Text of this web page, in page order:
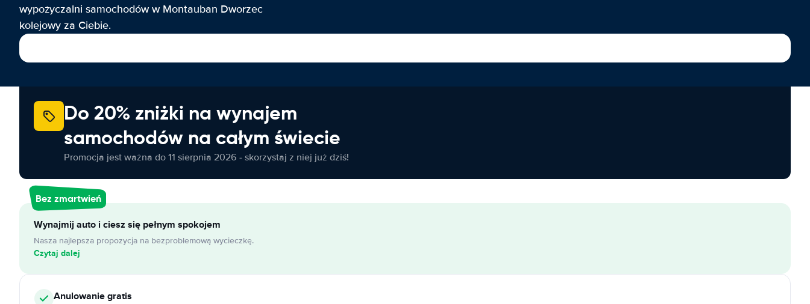
wypożyczalni samochodów w Montauban Dworzec
kolejowy za Ciebie.
Do 20% zniżki na wynajem
samochodów na całym świecie
Promocja jest ważna do 11 sierpnia 2026 - skorzystaj z niej już dziś!
Bez zmartwień
Wynajmij auto i ciesz się pełnym spokojem
Nasza najlepsza propozycja na bezproblemową wycieczkę.
Czytaj dalej
Anulowaniegratis